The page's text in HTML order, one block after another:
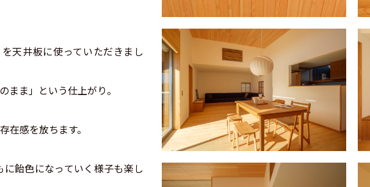
天井板に使っていただきまし
まま」という仕上がり。
在感を放ちます。
飴色になっていく様子も楽し